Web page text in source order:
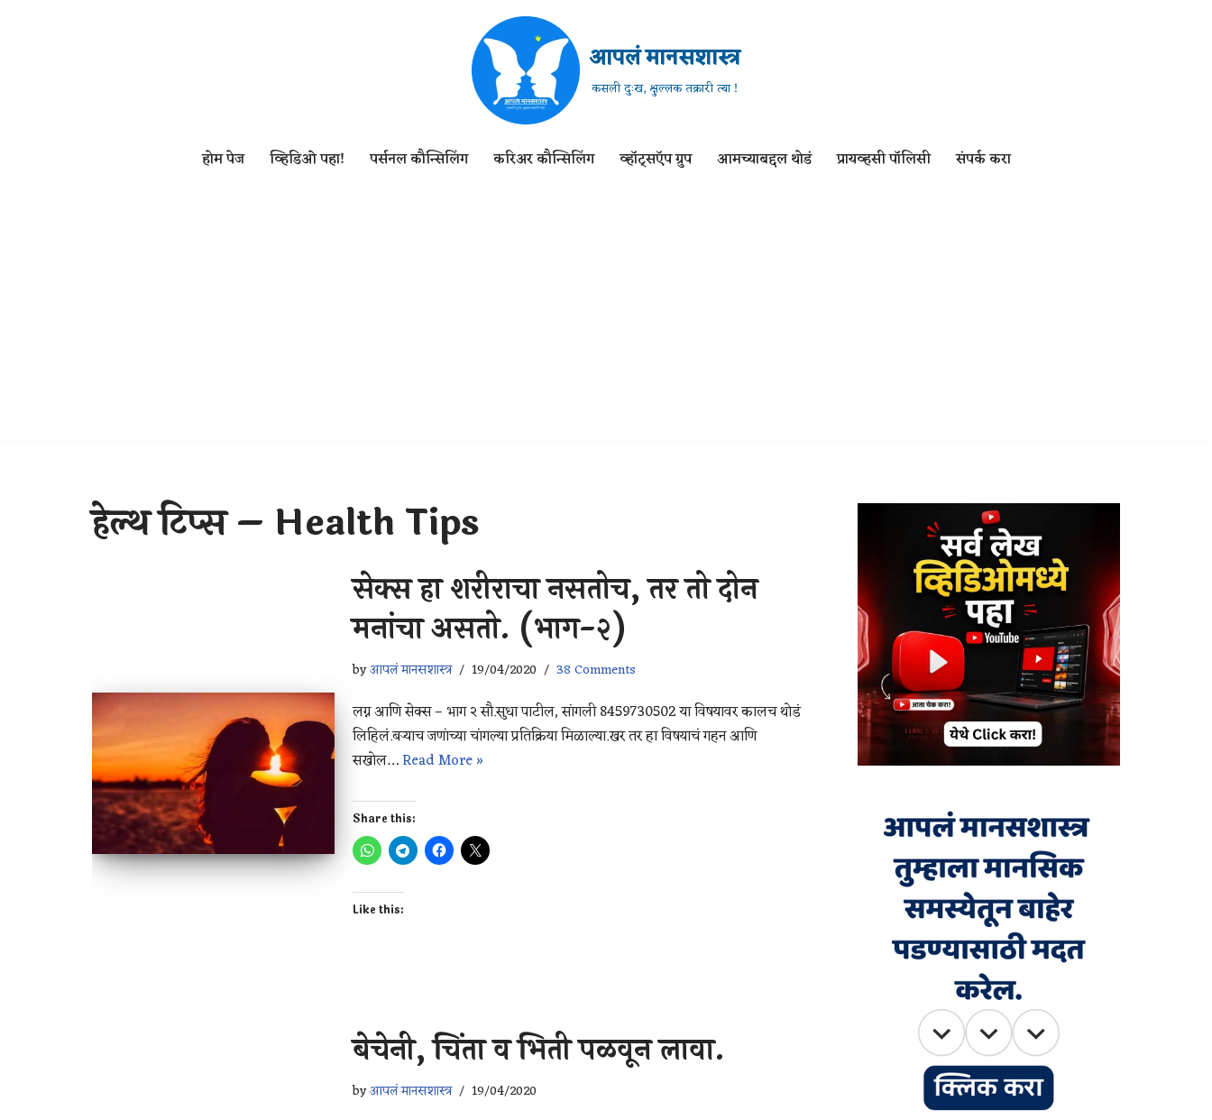
आपलं मानसशास्त्र
कसली दुःख, क्षुल्लक तक्रारी त्या !
होम पेज व्हिडिओ पहा! पर्सनल कौन्सिलिंग करिअर कौन्सिलिंग व्हॉट्सऍप ग्रुप आमच्याबद्दल थोडं प्रायव्हसी पॉलिसी संपर्क करा
हेल्थ टिप्स – Health Tips
सेक्स हा शरीराचा नसतोच, तर तो दोन
मनांचा असतो. (भाग-२)
byआपलं मानसशास्त्र 19/04/2020 38 Comments
लग्न आणि सेक्स – भाग २ सौ.सुधा पाटील, सांगली 8459730502 या विषयावर कालच थोडं
लिहिलं.बऱ्याच जणांच्या चांगल्या प्रतिक्रिया मिळाल्या.खर तर हा विषयाचं गहन आणि
सखोल…Read More »
Share this:
Like this:
बेचेनी, चिंता व भिती पळवून लावा.
byआपलं मानसशास्त्र 19/04/2020